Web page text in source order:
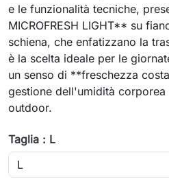
e le funzionalità tecniche,
MICROFRESH LIGHT** su
schiena, che enfatizzano la
è la scelta ideale per le
un senso di **freschezza
gestione dell'umidità
outdoor.
Taglia : L